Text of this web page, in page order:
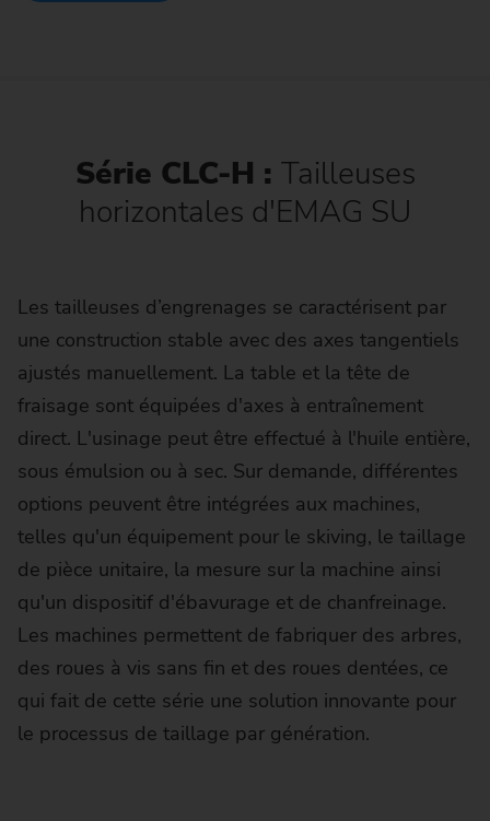
Série CLC-H : Tailleuses
horizontales d'EMAG SU
Les tailleuses d’engrenages se caractérisent par
une construction stable avec des axes tangentiels
ajustés manuellement. La table et la tête de
fraisage sont équipées d'axes à entraînement
direct. L'usinage peut être effectué à l'huile entière,
sous émulsion ou à sec. Sur demande, différentes
options peuvent être intégrées aux machines,
telles qu'un équipement pour le skiving, le taillage
de pièce unitaire, la mesure sur la machine ainsi
qu'un dispositif d'ébavurage et de chanfreinage.
Les machines permettent de fabriquer des arbres,
des roues à vis sans fin et des roues dentées, ce
qui fait de cette série une solution innovante pour
le processus de taillage par génération.